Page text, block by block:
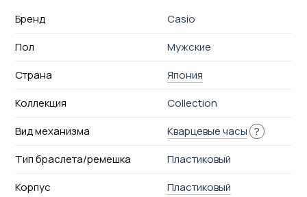
Бренд
Casio
Пол
Мужские
Страна
Япония
Коллекция
Collection
Вид механизма
Кварцевые часы ?
Тип браслета/ремешка
Пластиковый
Корпус
Пластиковый